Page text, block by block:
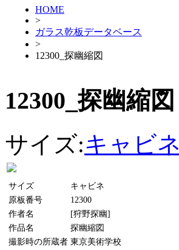
HOME
>
ガラス乾板データベース
>
12300_探幽縮図
12300_探幽縮図
サイズ:キャビネ
サイズ
キャビネ
原板番号
12300
作者名
[狩野探幽]
作品名
探幽縮図
撮影時の所蔵者 東京美術学校